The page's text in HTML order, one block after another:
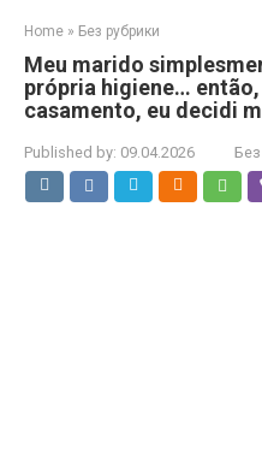
Home » Без рубрики
Meu marido
própria higiene… então,
casamento, eu decidi
Published by: 09.04.2026